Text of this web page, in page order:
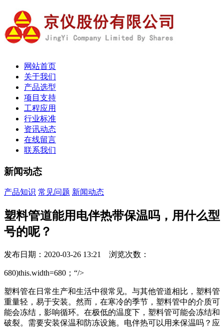
网站首页
关于我们
产品选型
项目支持
工程应用
行业标准
资讯动态
在线留言
联系我们
新闻动态
产品知识 常见问题 新闻动态
塑料管道能用电伴热带保温吗，用什么型
号的呢？
发布日期：2020-03-26 13:21 浏览次数：
680)this.width=680；“/>
塑料管在日常生产和生活中很常见。与其他管道相比，塑料管
重量轻，易于安装。然而，在寒冷的季节，塑料管中的介质可
能会冻结，影响循环。在极低的温度下，塑料管可能会冻结和
破裂。需要安装保温和防冻设施。电伴热可以用来保温吗？应